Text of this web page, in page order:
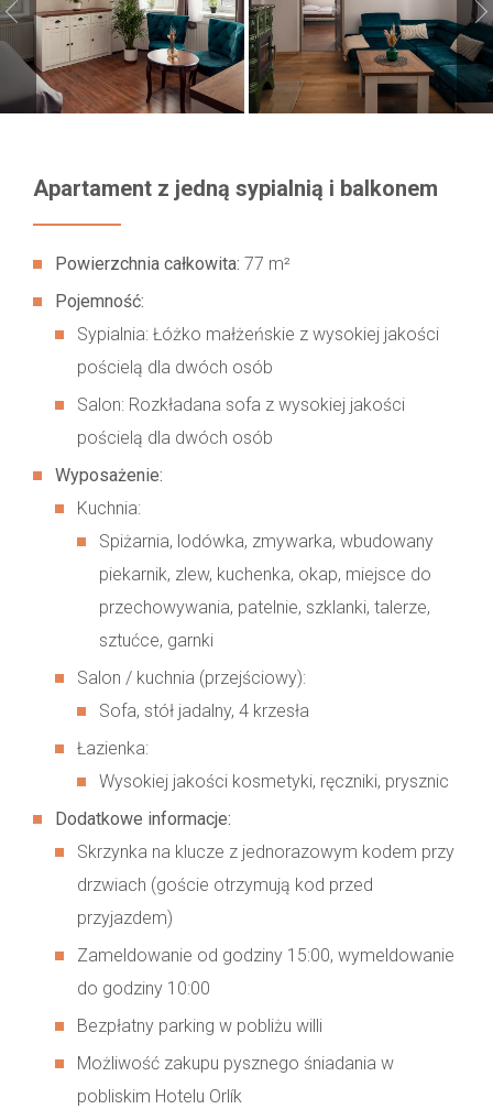
Apartament z jedną sypialnią i balkonem
Powierzchnia całkowita: 77 m²
Pojemność:
Sypialnia: Łóżko małżeńskie z wysokiej jakości
pościelą dla dwóch osób
Salon: Rozkładana sofa z wysokiej jakości
pościelą dla dwóch osób
Wyposażenie:
Kuchnia:
Spiżarnia, lodówka, zmywarka, wbudowany
piekarnik, zlew, kuchenka, okap, miejsce do
przechowywania, patelnie, szklanki, talerze,
sztućce, garnki
Salon / kuchnia (przejściowy):
Sofa, stół jadalny, 4 krzesła
Łazienka:
Wysokiej jakości kosmetyki, ręczniki, prysznic
Dodatkowe informacje:
Skrzynka na klucze z jednorazowym kodem przy
drzwiach (goście otrzymują kod przed
przyjazdem)
Zameldowanie od godziny 15:00, wymeldowanie
do godziny 10:00
Bezpłatny parking w pobliżu willi
Możliwość zakupu pysznego śniadania w
pobliskim Hotelu Orlík